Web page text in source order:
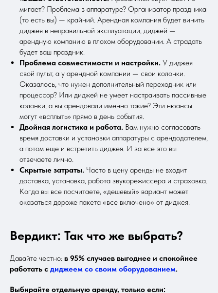
мигает? Проблема в аппаратуре? Организатор праздника
(то есть вы) — крайний. Арендная компания будет винить
диджея в неправильной эксплуатации, диджей —
арендную компанию в плохом оборудовании. А страдать
будет ваш праздник.
Проблема совместимости и настройки. У диджея
свой пульт, а у арендной компании — свои колонки.
Оказалось, что нужен дополнительный переходник или
процессор? Или диджей не умеет настраивать пассивные
колонки, а вы арендовали именно такие? Эти нюансы
могут «всплыть» прямо в день события.
Двойная логистика и работа. Вам нужно согласовать
время доставки и установки аппаратуры с арендодателем,
а потом еще и встретить диджея. И за все это вы
отвечаете лично.
Скрытые затраты. Часто в цену аренды не входит
доставка, установка, работа звукорежиссера и страховка.
Когда вы все посчитаете, «дешевый» вариант может
оказаться дороже пакета «все включено» от диджея.
Вердикт: Так что же выбрать?
Давайте честно: в 95% случаев выгоднее и спокойнее
работать с диджеем со своим оборудованием.
Выбирайте отдельную аренду, только если: